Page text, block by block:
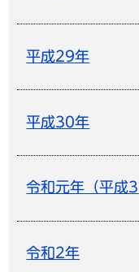
平成29年
平成30年
令和元年（平成
令和2年